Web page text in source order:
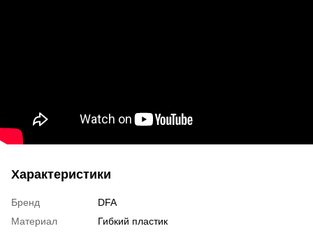
Характеристики
Бренд
DFA
Материал
Гибкий пластик